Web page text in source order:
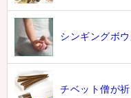
シンギングボ
チベット僧が